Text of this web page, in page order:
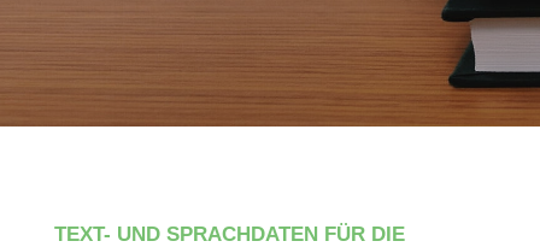
TEXT- UND SPRACHDATEN FÜR DIE